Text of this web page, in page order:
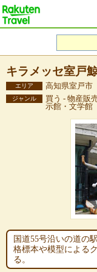
キラメッセ室戸
エリア 高知県室戸市
ジャンル
買う - 物産販
示館・文学館
国道55号沿いの道の
格標本や模型による
る。